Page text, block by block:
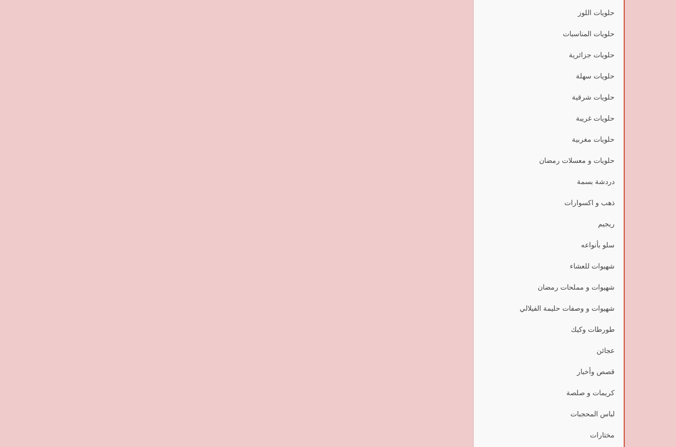
حلويات اللوز
حلويات المناسبات
حلويات جزائرية
حلويات سهلة
حلويات شرقية
حلويات غريبة
حلويات مغربية
حلويات و معسلات رمضان
دردشة بسمة
ذهب و اكسوارات
ريجيم
سلو بأنواعه
شهيوات للعشاء
شهيوات و مملحات رمضان
شهيوات و وصفات حليمة الفيلالي
طورطات وكيك
عجائن
قصص وأخبار
كريمات و صلصة
لباس المحجبات
مختارات